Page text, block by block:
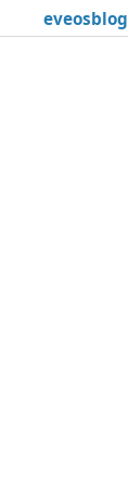
eveosblog